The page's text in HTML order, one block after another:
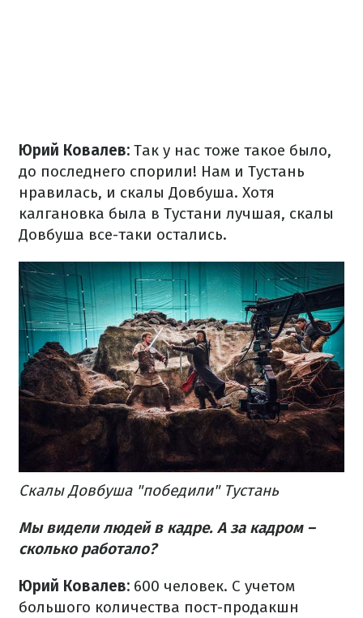
Юрий Ковалев: Так у нас тоже такое было,
до последнего спорили! Нам и Тустань
нравилась, и скалы Довбуша. Хотя
калгановка была в Тустани лучшая, скалы
Довбуша все-таки остались.
Скалы Довбуша "победили" Тустань
Мы видели людей в кадре. А за кадром –
сколько работало?
Юрий Ковалев: 600 человек. С учетом
большого количества пост-продакшн